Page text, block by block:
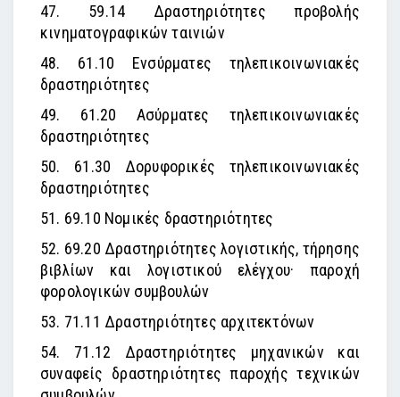
47. 59.14 Δραστηριότητες προβολής
κινηματογραφικών ταινιών
48. 61.10 Ενσύρματες τηλεπικοινωνιακές
δραστηριότητες
49. 61.20 Ασύρματες τηλεπικοινωνιακές
δραστηριότητες
50. 61.30 Δορυφορικές τηλεπικοινωνιακές
δραστηριότητες
51. 69.10 Νομικές δραστηριότητες
52. 69.20 Δραστηριότητες λογιστικής, τήρησης
βιβλίων και λογιστικού ελέγχου· παροχή
φορολογικών συμβουλών
53. 71.11 Δραστηριότητες αρχιτεκτόνων
54. 71.12 Δραστηριότητες μηχανικών και
συναφείς δραστηριότητες παροχής τεχνικών